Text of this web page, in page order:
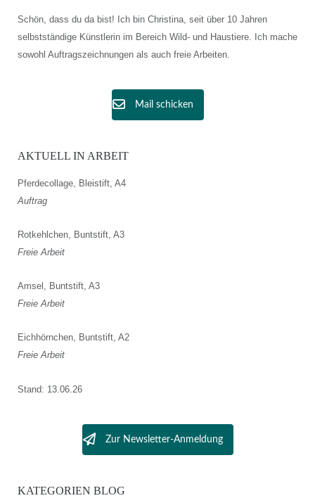
Schön, dass du da bist! Ich bin Christina, seit über 10 Jahren
selbstständige Künstlerin im Bereich Wild- und Haustiere. Ich mache
sowohl Auftragszeichnungen als auch freie Arbeiten.
Mail schicken
AKTUELL IN ARBEIT
Pferdecollage, Bleistift, A4
Auftrag
Rotkehlchen, Buntstift, A3
Freie Arbeit
Amsel, Buntstift, A3
Freie Arbeit
Eichhörnchen, Buntstift, A2
Freie Arbeit
Stand: 13.06.26
Zur Newsletter-Anmeldung
KATEGORIEN BLOG